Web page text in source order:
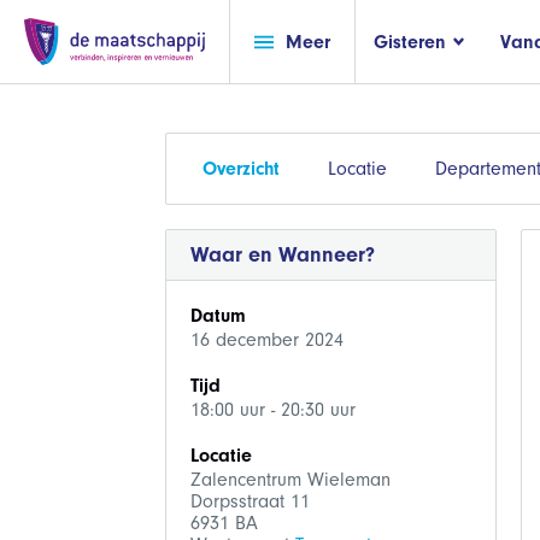
Meer Gisteren
Overzicht Locatie
Waar en Wanneer?
Datum
16 december 2024
Tijd
18:00 uur - 20:30 uur
Locatie
Zalencentrum Wieleman
Dorpsstraat 11
6931 BA